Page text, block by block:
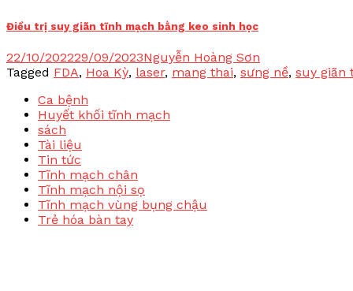
Điều trị suy giãn tĩnh mạch bằng keo sinh học
22/10/202229/09/2023Nguyễn Hoàng Sơn
Tagged FDA, Hoa Kỳ, laser, mang thai, sưng nề, suy giãn
Ca bệnh
Huyết khối tĩnh mạch
sách
Tài liệu
Tin tức
Tĩnh mạch chân
Tĩnh mạch nội sọ
Tĩnh mạch vùng bụng chậu
Trẻ hóa bàn tay